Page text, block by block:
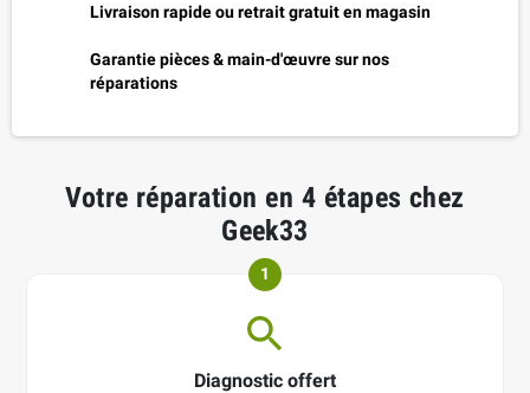
Livraison rapide ou retrait gratuit en magasin
Garantie pièces & main-d'œuvre sur nos
réparations
Votre réparation en 4 étapes chez
Geek33
1
Diagnostic offert